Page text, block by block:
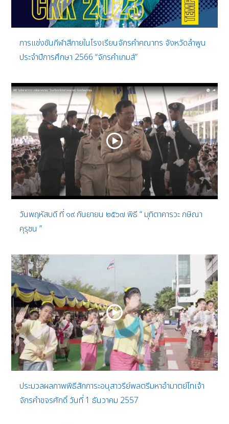
การแข่งขันกีฬาสีภายในโรงเรียนจักรคำคณาทร จังหวัดลำพูน
ประจำปีการศึกษา 2566 “จักรคำเกมส์”
วันพฤหัสบดี ที่ ๑๙ กันยายน ๒๕๖๗ พิธี “ มุทิตาคารวะ กษิณา
คุรุชน ”
ประมวลผลภาพพิธีสักการะอนุสาวรีย์พลตรีมหาอำมาตย์โทเจ้า
จักรคำขจรศักดิ์ วันที่ 1 ธันวาคม 2557